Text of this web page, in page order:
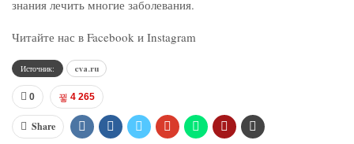
знания лечить многие заболевания.
Читайте нас в Facebook и Instagram
Источник: eva.ru
0 4 265
Share